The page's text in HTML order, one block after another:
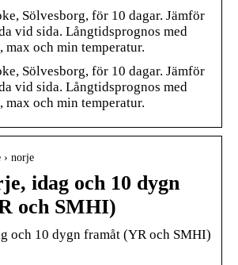
Sölvesborg, för 10 dagar. Jämför
vid sida. Långtidsprognos med
max och min temperatur.
Sölvesborg, för 10 dagar. Jämför
vid sida. Långtidsprognos med
max och min temperatur.
› norje
idag och 10 dygn
och SMHI)
och 10 dygn framåt (YR och SMHI)